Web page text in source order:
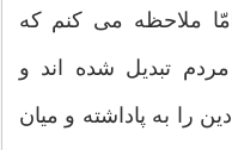
ملاحظه مى‏ کنم که
مردم تبدیل شده‏ اند و
را به‏ پاداشته و میان